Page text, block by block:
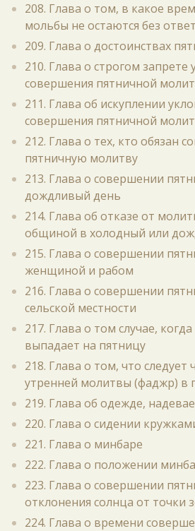
208. Глава о том, в какое
мольбы не остаются без
209. Глава о достоинствах
210. Глава о строгом запрете
совершения пятничной
211. Глава об искуплении
совершения пятничной
212. Глава о тех, кто обязан
пятничную молитву
213. Глава о совершении
дождливый день
214. Глава об отказе от
общиной в холодный или
215. Глава о совершении
женщиной и рабом
216. Глава о совершении
сельской местности
217. Глава о том случае,
выпадает на пятницу
218. Глава о том, что следует
утренней молитвы (фаджр) в
219. Глава об одежде,
220. Глава о сидении
221. Глава о минбаре
222. Глава о положении
223. Глава о совершении
отклонения солнца от точки
224. Глава о времени